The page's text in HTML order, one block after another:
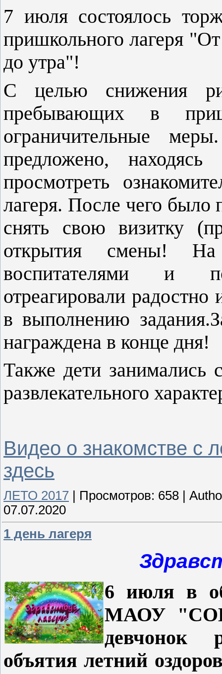
7 июля состоялось
пришкольного лагеря
до утра"!
С целью снижения
пребывающих в
ограничительные
предложено,
просмотреть
лагеря. После чего было
снять свою визитку
открытия смены!
воспитателями и
отреагировали
в выполнению
награждена в конце дня!
Также дети занимались
развлекательного
Видео о знакомстве с
здесь
ЛЕТО 2017 Просмотров: 658
07.07.2020
1 день лагеря
6 июля в
МАОУ
девчонок
объятия летний